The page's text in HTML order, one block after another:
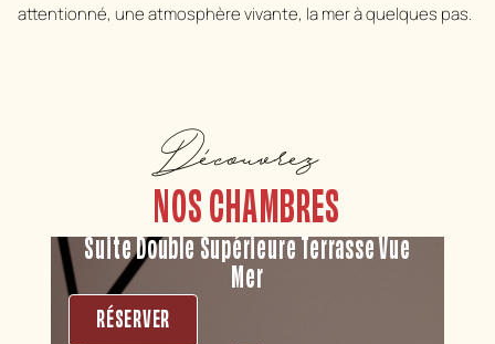
attentionné, une atmosphère vivante, la mer à quelques pas.
Découvrez
NOS CHAMBRES
Suite Double Supérieure Terrasse Vue
Mer
RÉSERVER